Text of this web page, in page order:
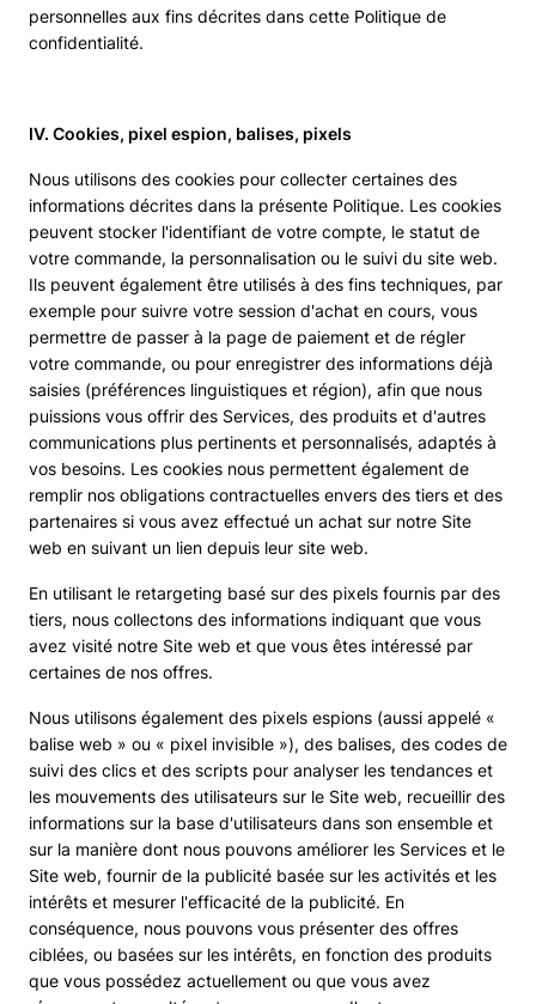
personnelles aux fins décrites dans cette Politique de
confidentialité.
IV. Cookies, pixel espion, balises, pixels
Nous utilisons des cookies pour collecter certaines des
informations décrites dans la présente Politique. Les cookies
peuvent stocker l'identifiant de votre compte, le statut de
votre commande, la personnalisation ou le suivi du site web.
Ils peuvent également être utilisés à des fins techniques, par
exemple pour suivre votre session d'achat en cours, vous
permettre de passer à la page de paiement et de régler
votre commande, ou pour enregistrer des informations déjà
saisies (préférences linguistiques et région), afin que nous
puissions vous offrir des Services, des produits et d'autres
communications plus pertinents et personnalisés, adaptés à
vos besoins. Les cookies nous permettent également de
remplir nos obligations contractuelles envers des tiers et des
partenaires si vous avez effectué un achat sur notre Site
web en suivant un lien depuis leur site web.
En utilisant le retargeting basé sur des pixels fournis par des
tiers, nous collectons des informations indiquant que vous
avez visité notre Site web et que vous êtes intéressé par
certaines de nos offres.
Nous utilisons également des pixels espions (aussi appelé «
balise web » ou « pixel invisible »), des balises, des codes de
suivi des clics et des scripts pour analyser les tendances et
les mouvements des utilisateurs sur le Site web, recueillir des
informations sur la base d'utilisateurs dans son ensemble et
sur la manière dont nous pouvons améliorer les Services et le
Site web, fournir de la publicité basée sur les activités et les
intérêts et mesurer l'efficacité de la publicité. En
conséquence, nous pouvons vous présenter des offres
ciblées, ou basées sur les intérêts, en fonction des produits
que vous possédez actuellement ou que vous avez